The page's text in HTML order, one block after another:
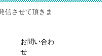
信させて頂きま
お問い合わ
せ